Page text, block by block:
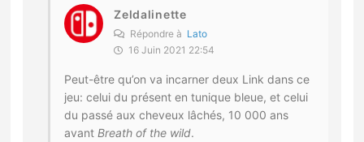
Zeldalinette
Répondre à Lato
16 Juin 2021 22:54
Peut-être qu’on va incarner deux Link dans ce
jeu: celui du présent en tunique bleue, et celui
du passé aux cheveux lâchés, 10 000 ans
avant Breath of the wild.